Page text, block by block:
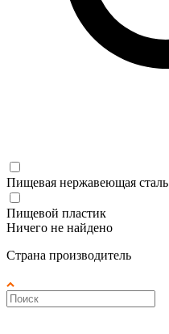
Пищевая нержавеющая
Пищевой пластик
Ничего не найдено
Страна производитель